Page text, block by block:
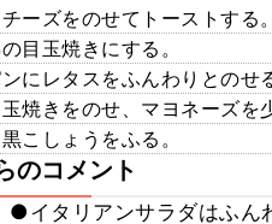
ーズをのせてトーストする。
目玉焼きにする。
にレタスをふんわりとのせる
焼きをのせ、マヨネーズを
こしょうをふる。
のコメント
●イタリアンサラダはふん